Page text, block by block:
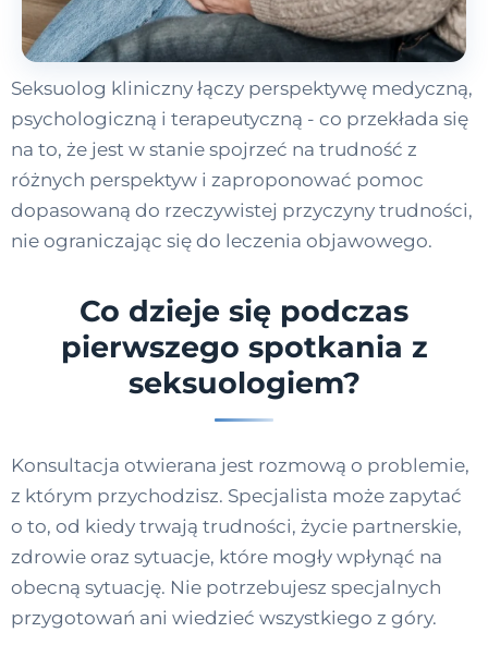
Seksuolog kliniczny łączy perspektywę medyczną,
psychologiczną i terapeutyczną - co przekłada się
na to, że jest w stanie spojrzeć na trudność z
różnych perspektyw i zaproponować pomoc
dopasowaną do rzeczywistej przyczyny trudności,
nie ograniczając się do leczenia objawowego.
Co dzieje się podczas
pierwszego spotkania z
seksuologiem?
Konsultacja otwierana jest rozmową o problemie,
z którym przychodzisz. Specjalista może zapytać
o to, od kiedy trwają trudności, życie partnerskie,
zdrowie oraz sytuacje, które mogły wpłynąć na
obecną sytuację. Nie potrzebujesz specjalnych
przygotowań ani wiedzieć wszystkiego z góry.